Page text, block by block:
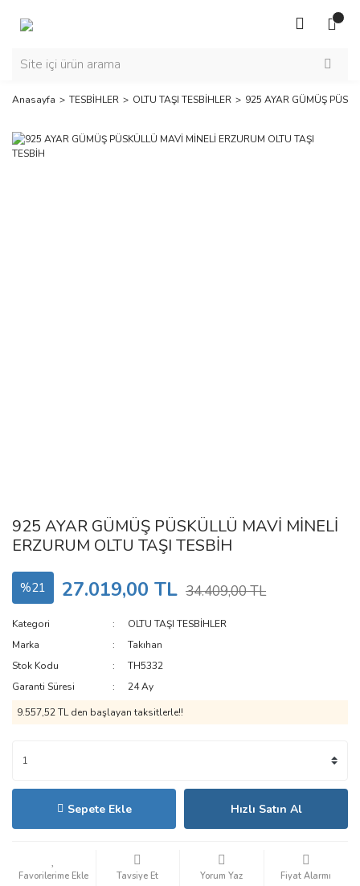
Anasayfa TESBİHLER OLTU TAŞI TESBİHLER 925 AYAR GÜMÜŞ
925 AYAR GÜMÜŞ PÜSKÜLLÜ MAVİ MİNELİ
ERZURUM OLTU TAŞI TESBİH
%21 27.019,00 TL 34.409,00 TL
Kategori
OLTU TAŞI TESBİHLER
Marka
Takıhan
Stok Kodu
TH5332
Garanti Süresi
24 Ay
9.557,52 TL den başlayan taksitlerle!!
Sepete Ekle Hızlı Satın Al
Tavsiye Et Yorum Yaz Fiyat Alarmı